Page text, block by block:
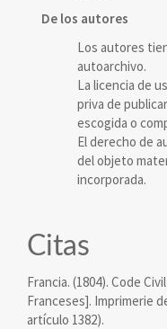
De los autores
Los autores
autoarchivo.
La licencia de
priva de
escogida o
El derecho de
del objeto
incorporada.
Citas
Francia. (1804). Code
Franceses]. Imprimerie
artículo 1382).